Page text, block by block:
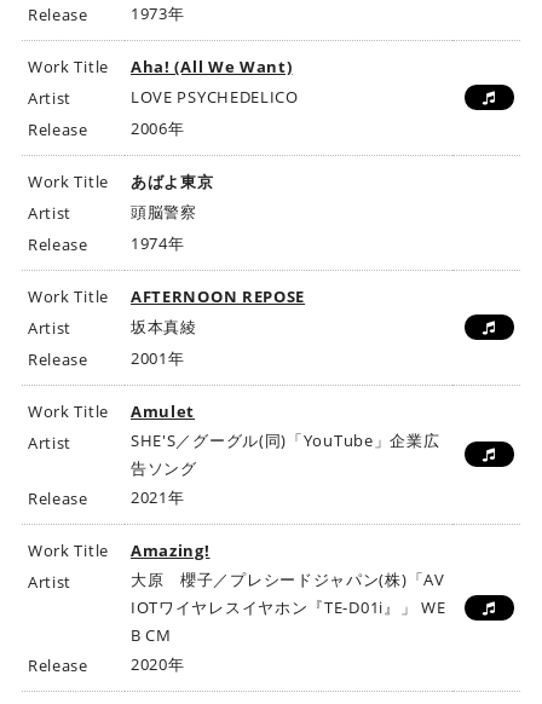
Release
1973年
Work Title
Aha! (All We Want)
Artist
LOVE PSYCHEDELICO
Release
2006年
Work Title
あばよ東京
Artist
頭脳警察
Release
1974年
Work Title
AFTERNOON REPOSE
Artist
坂本真綾
Release
2001年
Work Title
Amulet
Artist
SHE'S／グーグル(同)「YouTube」企業広
告ソング
Release
2021年
Work Title
Amazing!
Artist
大原 櫻子／プレシードジャパン(株)「AV
IOTワイヤレスイヤホン『TE-D01i』」 WE
B CM
Release
2020年